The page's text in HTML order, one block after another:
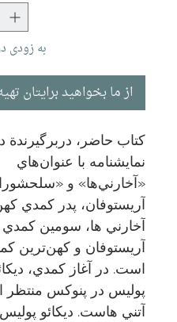
به زودی
از ما بخواهید برایتان
كتاب حاضر، دربرگيرندة
نمايشنامه با عنوان‌هاي
«آخارني‌ها» و
آريستوفان، پدر كمدي
آخارني ها، سومين كمدي
آريستوفان و كهن‌ترين
است. در آغاز كمدي،
پوليس در پنوكس منتظر
آتني هاست. ديكائو